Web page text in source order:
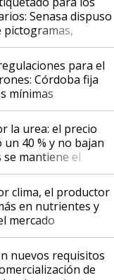
Senasa dispuso
pictogramas,
de advertencia e
para el
Córdoba fija
mínimas
la urea: el precio
40 % y no bajan
mantiene el
Medio Oriente
clima, el productor
en nutrientes y
mercado
nuevos requisitos
de